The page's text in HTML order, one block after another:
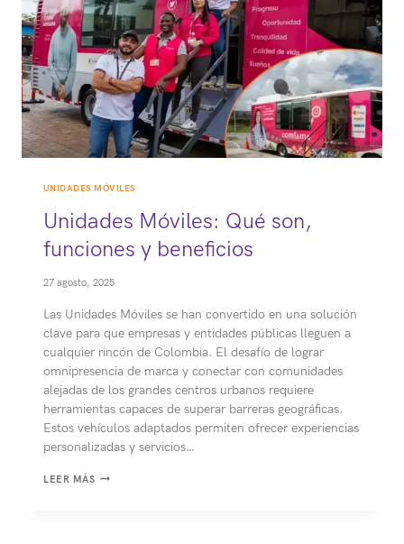
UNIDADES MÓVILES
Unidades Móviles: Qué son,
funciones y beneficios
27 agosto, 2025
Las Unidades Móviles se han convertido en una solución
clave para que empresas y entidades públicas lleguen a
cualquier rincón de Colombia. El desafío de lograr
omnipresencia de marca y conectar con comunidades
alejadas de los grandes centros urbanos requiere
herramientas capaces de superar barreras geográficas.
Estos vehículos adaptados permiten ofrecer experiencias
personalizadas y servicios…
LEER MÁSUNIDADES